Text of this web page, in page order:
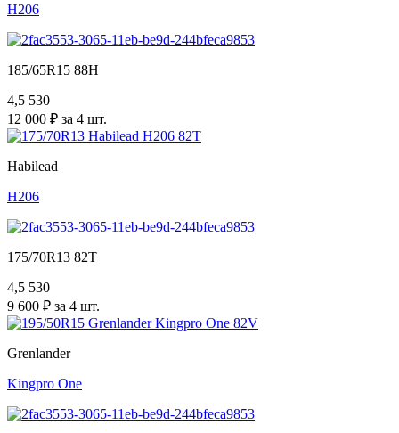
H206
185/65R15 88H
4,5 530
12 000 ₽ за 4 шт.
Habilead
H206
175/70R13 82T
4,5 530
9 600 ₽ за 4 шт.
Grenlander
Kingpro One